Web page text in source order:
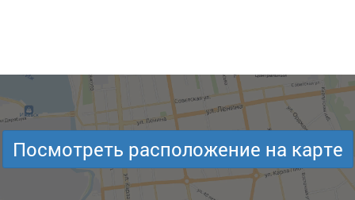
Посмотреть расположение на карте